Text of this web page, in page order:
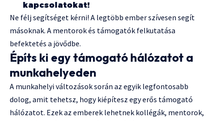
kapcsolatokat!
Ne félj segítséget kérni! A legtöbb ember szívesen segít
másoknak. A mentorok és támogatók felkutatása
befektetés a jövődbe.
Építs ki egy támogató hálózatot a
munkahelyeden
A munkahelyi változások során az egyik legfontosabb
dolog, amit tehetsz, hogy kiépítesz egy erős támogató
hálózatot. Ezek az emberek lehetnek kollégák, mentorok,